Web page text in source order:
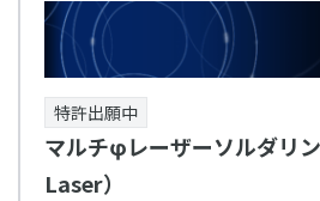
特許出願中
マルチφレーザーソルダリ
Laser）